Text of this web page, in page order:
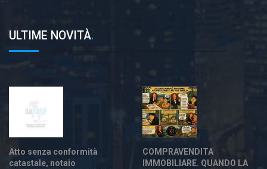
ULTIME NOVITÀ.
Atto senza conformità
catastale, notaio
COMPRAVENDITA
IMMOBILIARE. QUANDO LA